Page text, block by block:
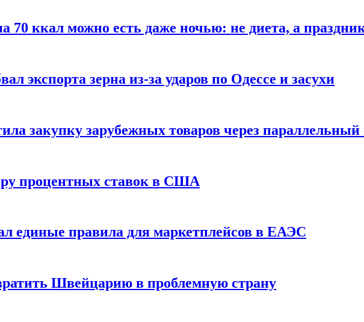
70 ккал можно есть даже ночью: не диета, а
экспорта зерна из-за ударов по Одессе и засухи
закупку зарубежных товаров через
процентных ставок в США
единые правила для маркетплейсов в ЕАЭС
Швейцарию в проблемную страну